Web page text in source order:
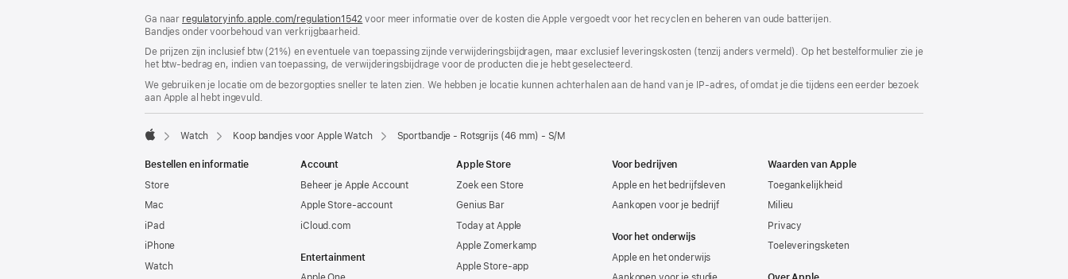
nieuw
venster
geopend)
Ga naar regulatoryinfo.apple.com/regulation1542 (wordt
venster
geopend)
voor meer informatie over de kosten die Apple vergoedt voor het recyclen en beheren van oude batterijen.
Bandjes onder voorbehoud van verkrijgbaarheid.
De prijzen zijn inclusief btw (21%) en eventuele van toepassing zijnde verwijderingsbijdragen, maar exclusief leveringskosten (tenzij anders vermeld). Op het bestelformulier zie je
het btw-bedrag en, indien van toepassing, de verwijderingsbijdrage voor de producten die je hebt geselecteerd.
We gebruiken je locatie om de bezorgopties sneller te laten zien. We hebben je locatie kunnen achterhalen aan de hand van je IP-adres, of omdat je die tijdens een eerder bezoek
aan Apple al hebt ingevuld.
Watch Koop bandjes voor Apple Watch Sportbandje - Rotsgrijs (46 mm) - S/M
Bestellen en informatie
Store
Mac
iPad
iPhone
Watch
Account
Beheer je Apple Account
Apple Store-account
iCloud.com
Entertainment
Apple Store
Zoek een Store
Genius Bar
Today at Apple
Apple Zomerkamp
Apple Store-app
Voor bedrijven
Apple en het bedrijfsleven
Aankopen voor je bedrijf
Voor het onderwijs
Apple en het onderwijs
Waarden van Apple
Toegankelijkheid
Milieu
Privacy
Toeleveringsketen